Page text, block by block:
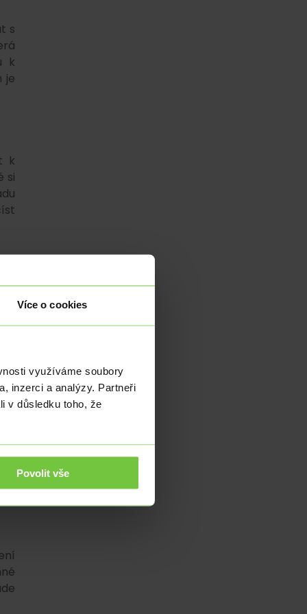
Více o cookies
využíváme soubory
inzerci a analýzy. Partneři
v důsledku toho, že
Povolit vše
s
k
je
k
si